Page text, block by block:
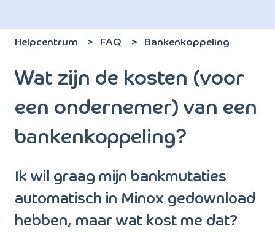
Helpcentrum FAQ Bankenkoppeling
Wat zijn de kosten (voor
een ondernemer) van een
bankenkoppeling?
Ik wil graag mijn bankmutaties
automatisch in Minox gedownload
hebben, maar wat kost me dat?